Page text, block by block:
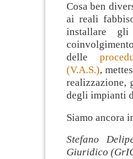
Cosa ben
ai reali
installare
delle
(V.A.S.),
realizzazione,
degli impianti
Siamo ancora
Stefano
Giuridico